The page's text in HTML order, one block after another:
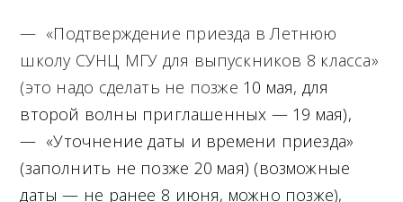
— «Подтверждение приезда в Летнюю
школу СУНЦ МГУ для выпускников 8 класса»
(это надо сделать не позже 10 мая, для
второй волны приглашенных — 19 мая),
— «Уточнение даты и времени приезда»
(заполнить не позже 20 мая) (возможные
даты — не ранее 8 июня, можно позже),